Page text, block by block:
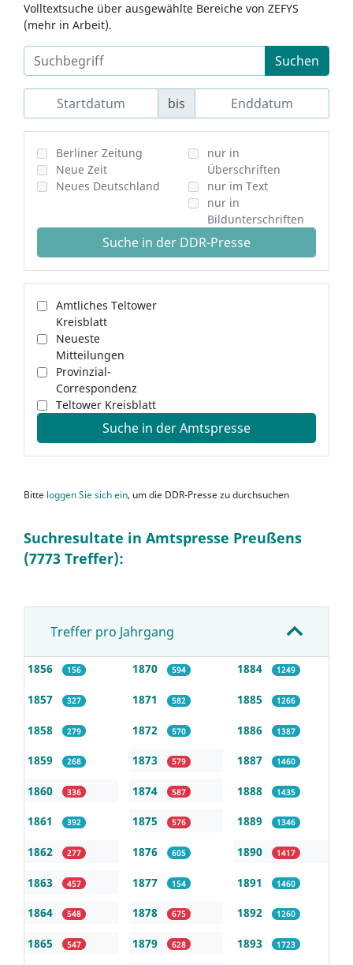
Volltextsuche über ausgewählte Bereiche von ZEFYS
(mehr in Arbeit).
Suchen
bis
Berliner Zeitung
Neue Zeit
Neues Deutschland
nur in
Überschriften
nur im Text
nur in
Bildunterschriften
Suche in der DDR-Presse
Amtliches Teltower
Kreisblatt
Neueste
Mitteilungen
Provinzial-
Correspondenz
Teltower Kreisblatt
Suche in der Amtspresse
Bitte loggen Sie sich ein, um die DDR-Presse zu durchsuchen
Suchresultate in Amtspresse Preußens
(7773 Treffer):
Treffer pro Jahrgang
1856 156
1857 327
1858 279
1859 268
1860 336
1861 392
1862 277
1863 457
1864 548
1865 547
1870 594
1871 582
1872 570
1873 579
1874 587
1875 576
1876 605
1877 154
1878 675
1879 628
1884 1249
1885 1266
1886 1387
1887 1460
1888 1435
1889 1346
1890 1417
1891 1460
1892 1260
1893 1723